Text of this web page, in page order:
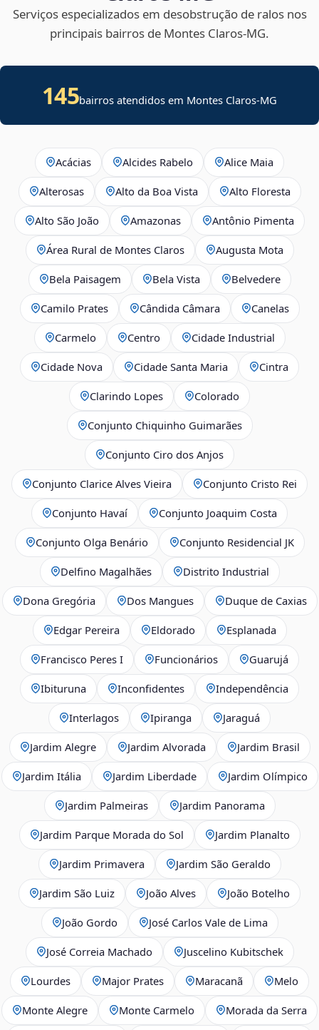
Serviços especializados em desobstrução de ralos nos
principais bairros de Montes Claros‑MG.
145bairros atendidos em Montes Claros-MG
Acácias Alcides Rabelo Alice Maia
Alterosas Alto da Boa Vista Alto Floresta
Alto São João Amazonas Antônio Pimenta
Área Rural de Montes Claros Augusta Mota
Bela Paisagem Bela Vista Belvedere
Camilo Prates Cândida Câmara Canelas
Carmelo Centro Cidade Industrial
Cidade Nova Cidade Santa Maria Cintra
Clarindo Lopes Colorado
Conjunto Chiquinho Guimarães
Conjunto Ciro dos Anjos
Conjunto Clarice Alves Vieira Conjunto Cristo Rei
Conjunto Havaí Conjunto Joaquim Costa
Conjunto Olga Benário Conjunto Residencial JK
Delfino Magalhães Distrito Industrial
Dona Gregória Dos Mangues Duque de Caxias
Edgar Pereira Eldorado Esplanada
Francisco Peres I Funcionários Guarujá
Ibituruna Inconfidentes Independência
Interlagos Ipiranga Jaraguá
Jardim Alegre Jardim Alvorada Jardim Brasil
Jardim Itália Jardim Liberdade Jardim Olímpico
Jardim Palmeiras Jardim Panorama
Jardim Parque Morada do Sol Jardim Planalto
Jardim Primavera Jardim São Geraldo
Jardim São Luiz João Alves João Botelho
João Gordo José Carlos Vale de Lima
José Correia Machado Juscelino Kubitschek
Lourdes Major Prates Maracanã Melo
Monte Alegre Monte Carmelo Morada da Serra